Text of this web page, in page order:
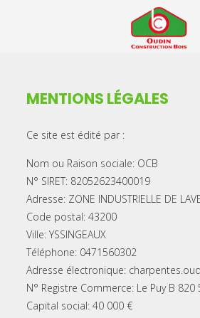
MENTIONS LÉGALES
Ce site est édité par :
Nom ou Raison sociale: OCB
N° SIRET: 82052623400019
Adresse: ZONE INDUSTRIELLE DE
Code postal: 43200
Ville: YSSINGEAUX
Téléphone: 0471560302
Adresse électronique:
N° Registre Commerce: Le Puy B 820
Capital social: 40 000 €